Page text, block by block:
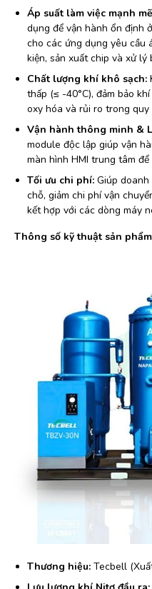
Áp suất làm việc mạnh
dụng để vận hành ổn định
cho các ứng dụng yêu cầu
kiện, sản xuất chip và xử lý
Chất lượng khí khô sạch:
thấp (≤ -40°C), đảm bảo
oxy hóa và rủi ro trong quy
Vận hành thông minh &
module độc lập giúp vận
màn hình HMI trung tâm
Tối ưu chi phí: Giúp
chỗ, giảm chi phí vận
kết hợp với các dòng máy
Thông số kỹ thuật sản
Thương hiệu: Tecbell